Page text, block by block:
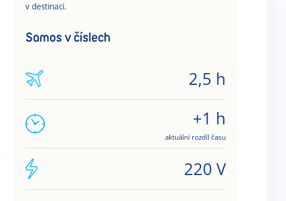
v destinaci.
Samos v číslech
2,5 h
+1 h
aktuální rozdíl času
220 V